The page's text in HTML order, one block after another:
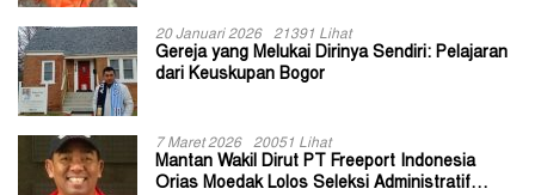
20 Januari 2026 21391 Lihat
Gereja yang Melukai Dirinya Sendiri: Pelajaran
dari Keuskupan Bogor
7 Maret 2026 20051 Lihat
Mantan Wakil Dirut PT Freeport Indonesia
Orias Moedak Lolos Seleksi Administratif